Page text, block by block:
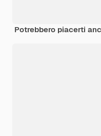
Potrebbero piacerti